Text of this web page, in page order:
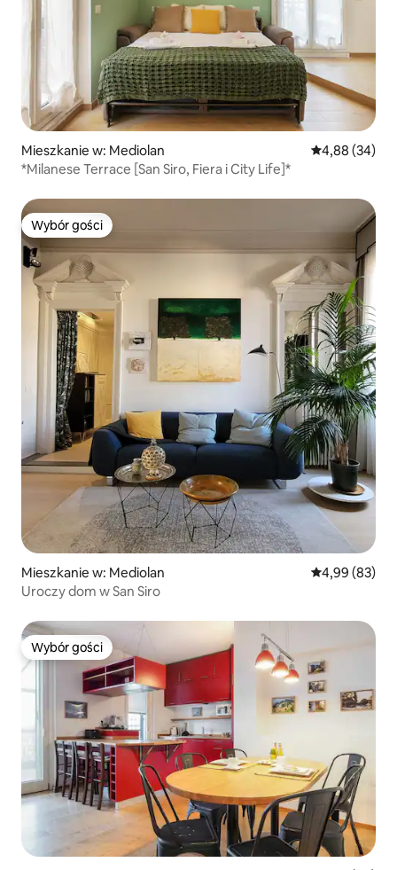
Mieszkanie w: Mediolan Średnia
4,88 (34)
*Milanese Terrace [San Siro, Fiera i City Life]*
Wybór gości
Wybór gości
Mieszkanie w: Mediolan Średnia
4,99 (83)
Uroczy dom w San Siro
Wybór gości
Wybór gości